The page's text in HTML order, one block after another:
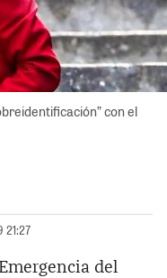
con el
21:27
del